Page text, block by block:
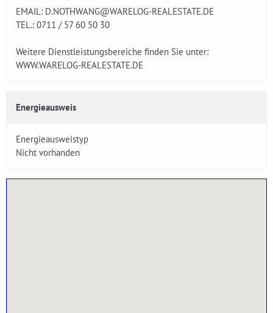
EMAIL: D.NOTHWANG@WARELOG-REALESTATE.DE
TEL.: 0711 / 57 60 50 30
Weitere Dienstleistungsbereiche finden Sie unter:
WWW.WARELOG-REALESTATE.DE
Energieausweis
Energieausweistyp
Nicht vorhanden